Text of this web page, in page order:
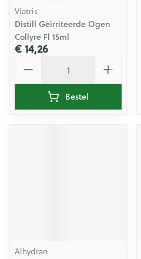
Viatris
Distill Geirriteerde Ogen
Collyre Fl 15ml
€ 14,26
Bestel
Alhydran